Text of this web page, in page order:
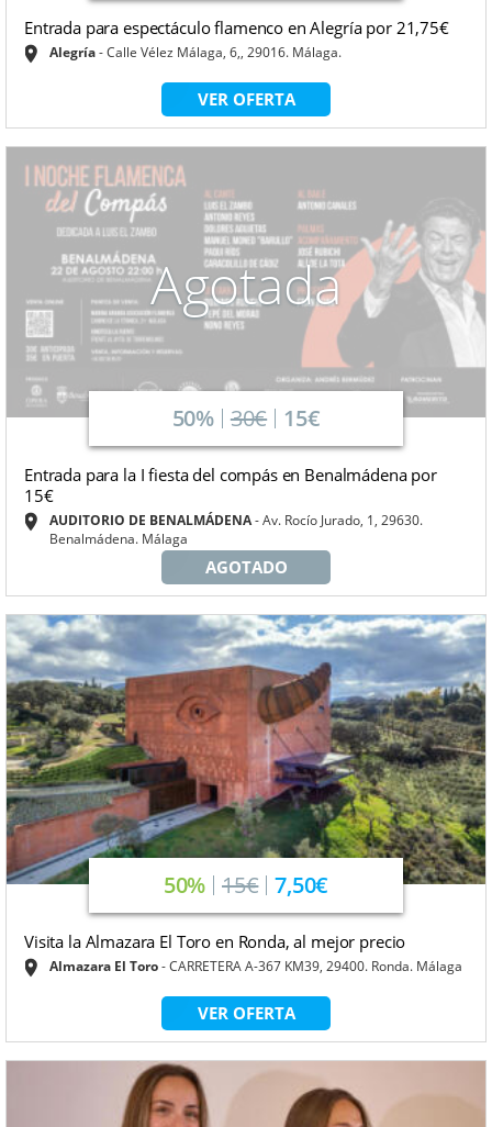
Entrada para espectáculo flamenco en Alegría por 21,75€
Alegría Calle Vélez Málaga, 6,, 29016. Málaga.
VER OFERTA
Agotada
50% 30€ 15€
Entrada para la I fiesta del compás en Benalmádena por
15€
AUDITORIO DE BENALMÁDENA Av. Rocío Jurado, 1, 29630.
Benalmádena. Málaga
AGOTADO
50% 15€ 7,50€
Visita la Almazara El Toro en Ronda, al mejor precio
Almazara El Toro CARRETERA A-367 KM39, 29400. Ronda. Málaga
VER OFERTA